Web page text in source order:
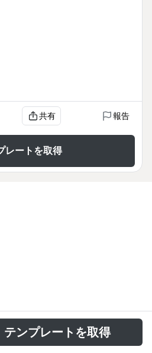
共有 報告
レートを取得
è una branca della
il conteggio di configurazioni
テンプレートを取得